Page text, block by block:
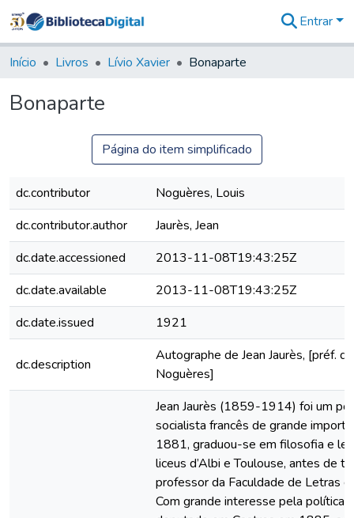
&
Coleções
Estatísticas
Entrar
Início Livros Lívio Xavier Bonaparte
Bonaparte
Página do item simplificado
dc.contributor
Noguères, Louis
dc.contributor.author
Jaurès, Jean
dc.date.accessioned
2013-11-08T19:43:25Z
dc.date.available
2013-11-08T19:43:25Z
dc.date.issued
1921
dc.description
Autographe de Jean Jaurès, [préf.
Noguères]
Jean Jaurès (1859-1914) foi um
socialista francês de grande
1881, graduou-se em filosofia e
liceus d’Albi e Toulouse, antes de
professor da Faculdade de Letras
Com grande interesse pela política,